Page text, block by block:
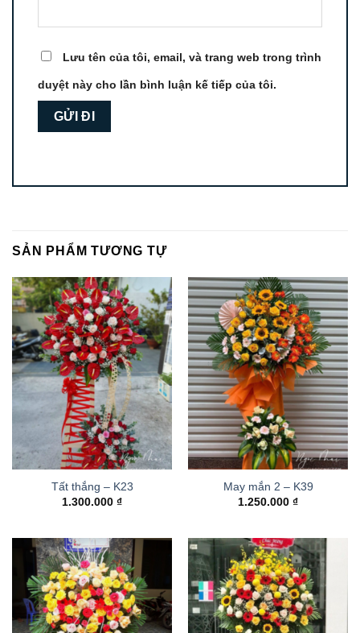
Lưu tên của tôi, email, và trang web trong trình
duyệt này cho lần bình luận kế tiếp của tôi.
SẢN PHẨM TƯƠNG TỰ
Tất thắng – K23
1.300.000 ₫
May mắn 2 – K39
1.250.000 ₫